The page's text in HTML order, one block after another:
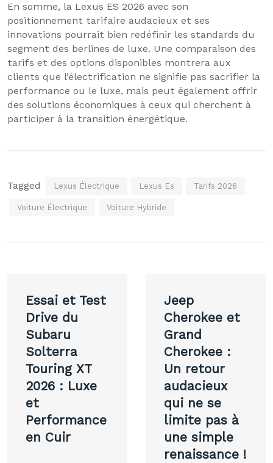
En somme, la Lexus ES 2026 avec son
positionnement tarifaire audacieux et ses
innovations pourrait bien redéfinir les standards du
segment des berlines de luxe. Une comparaison des
tarifs et des options disponibles montrera aux
clients que l’électrification ne signifie pas sacrifier la
performance ou le luxe, mais peut également offrir
des solutions économiques à ceux qui cherchent à
participer à la transition énergétique.
Tagged Lexus Électrique Lexus Es Tarifs 2026
Voiture Électrique Voiture Hybride
de
l’article
Essai et Test
Drive du
Subaru
Solterra
Touring XT
2026 : Luxe
et
Performance
en Cuir
Jeep
Cherokee et
Grand
Cherokee :
Un retour
audacieux
qui ne se
limite pas à
une simple
renaissance !